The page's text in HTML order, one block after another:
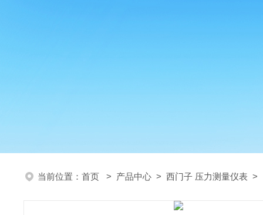
当前位置： 首页 > 产品中心 > 西门子 压力测量仪表 >